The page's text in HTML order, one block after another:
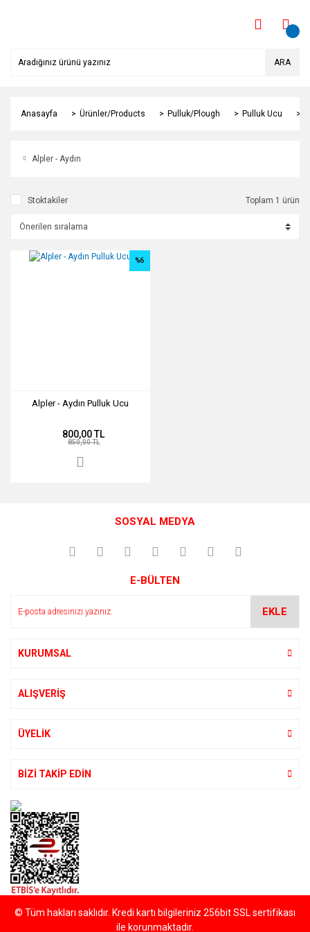
ARA
Anasayfa Ürünler/Products Pulluk/Plough Pulluk Ucu
Alpler - Aydın
Stoktakiler Toplam 1 ürün
Alpler - Aydın Pulluk Ucu
%6
800,00 TL
850,00 TL
SOSYAL MEDYA
E-BÜLTEN
EKLE
KURUMSAL
ALIŞVERİŞ
ÜYELİK
BİZİ TAKİP EDİN
© Tüm hakları saklıdır. Kredi kartı bilgileriniz 256bit SSL sertifikası
ile korunmaktadır.